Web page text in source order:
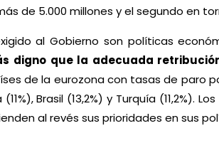
de 5.000 millones y el segundo en
al Gobierno son políticas
digno que la adecuada
de la eurozona con tasas de paro
Brasil (13,2%) y Turquía (11,2%).
al revés sus prioridades en sus